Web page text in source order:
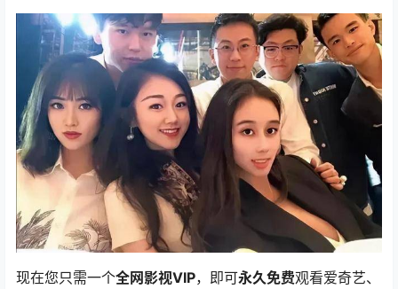
现在您只需一个全网影视VIP，即可永久免费观看爱奇艺、